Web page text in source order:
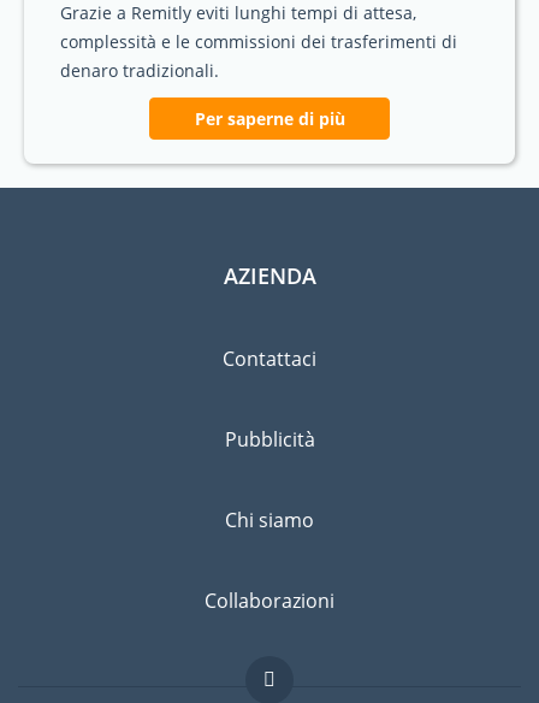
Grazie a Remitly eviti lunghi tempi di attesa,
complessità e le commissioni dei trasferimenti di
denaro tradizionali.
Per saperne di più
AZIENDA
Contattaci
Pubblicità
Chi siamo
Collaborazioni